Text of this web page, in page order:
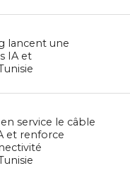
lancent une
IA et
service le câble
et renforce